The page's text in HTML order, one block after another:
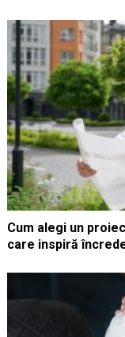
Cum alegi un
care inspiră